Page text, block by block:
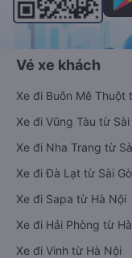
Vé xe khách
Xe đi Buôn Mê Thuột
Xe đi Vũng Tàu từ Sài
Xe đi Nha Trang từ
Xe đi Đà Lạt từ Sài
Xe đi Sapa từ Hà Nội
Xe đi Hải Phòng từ
Xe đi Vinh từ Hà Nội